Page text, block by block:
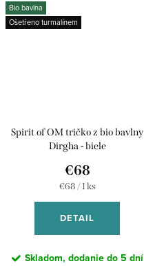
Bio bavlna
Ošetřeno turmalínem
Spirit of OM tričko z bio bavlny
Dirgha - biele
€68
Jednotková
€68 / 1 ks
DETAIL
Skladom, dodanie do 5 dní